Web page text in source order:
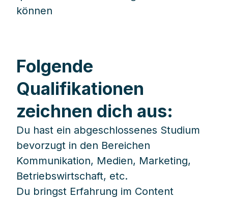
können
Folgende
Qualifikationen
zeichnen dich aus:
Du hast ein abgeschlossenes Studium
bevorzugt in den Bereichen
Kommunikation, Medien, Marketing,
Betriebswirtschaft, etc.
Du bringst Erfahrung im Content